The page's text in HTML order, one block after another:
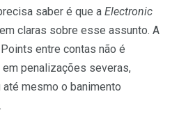
saber é que a Electronic
claras sobre esse assunto. A
entre contas não é
penalizações severas,
mesmo o banimento